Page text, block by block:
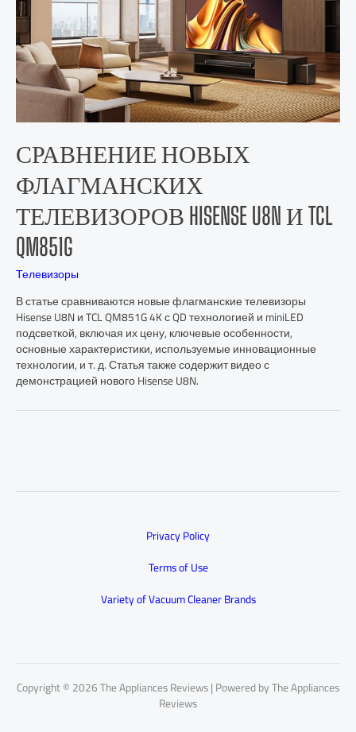
СРАВНЕНИЕ НОВЫХ
ФЛАГМАНСКИХ
ТЕЛЕВИЗОРОВ HISENSE U8N И TCL
QM851G
Телевизоры
В статье сравниваются новые флагманские телевизоры
Hisense U8N и TCL QM851G 4K с QD технологией и miniLED
подсветкой, включая их цену, ключевые особенности,
основные характеристики, используемые инновационные
технологии, и т. д. Статья также содержит видео с
демонстрацией нового Hisense U8N.
Privacy Policy
Terms of Use
Variety of Vacuum Cleaner Brands
Copyright © 2026 The Appliances Reviews | Powered by The Appliances
Reviews